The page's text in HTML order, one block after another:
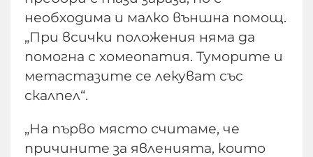
необходима и малко външна помощ.
„При всички положения няма да
помогна с хомеопатия. Туморите и
метастазите се лекуват със
скалпел“.
„На първо място считаме, че
причините за явленията, които